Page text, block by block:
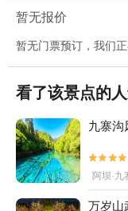
暂无报价
暂无门票预订，我们
看了该景点的
九寨沟
阿坝·九
万岁山